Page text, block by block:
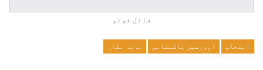
فائل فوٹو
انتخاب اوورسیز پاکستانی نامہ نگار